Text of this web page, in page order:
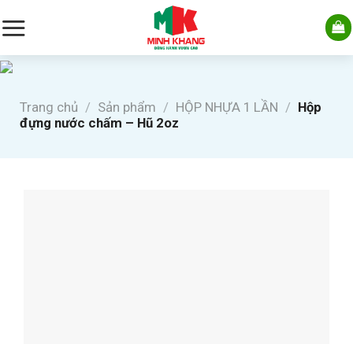
to
Trang chủ / Sản phẩm / HỘP NHỰA 1 LẦN / Hộp
đựng nước chấm – Hũ 2oz